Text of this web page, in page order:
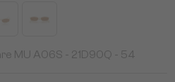
MU A06S - 21D90Q - 54